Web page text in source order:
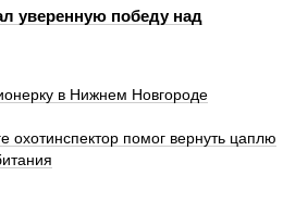
уверенную победу над
в Нижнем Новгороде
охотинспектор помог вернуть цаплю